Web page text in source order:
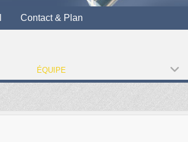
Contact & Plan
ÉQUIPE